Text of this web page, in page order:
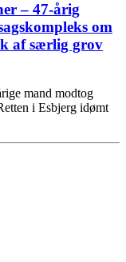
– 47-årig
om
af særlig grov
mand modtog
i Esbjerg idømt